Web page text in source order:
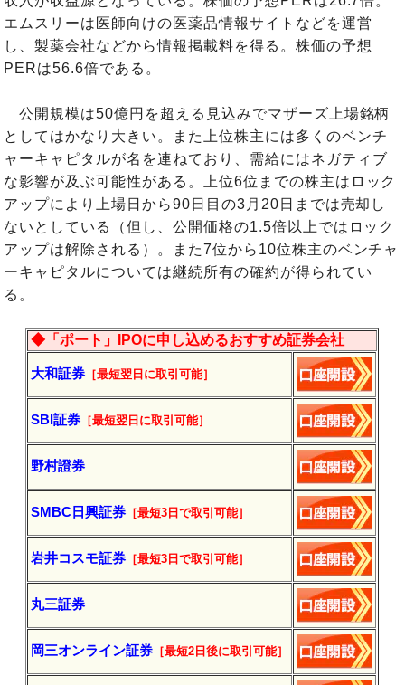
エムスリーは医師向けの医薬品情報サイトなどを運営
し、製薬会社などから情報掲載料を得る。株価の予想
PERは56.6倍である。
公開規模は50億円を超える見込みでマザーズ上場銘柄
としてはかなり大きい。また上位株主には多くのベンチ
ャーキャピタルが名を連ねており、需給にはネガティブ
な影響が及ぶ可能性がある。上位6位までの株主はロック
アップにより上場日から90日目の3月20日までは売却し
ないとしている（但し、公開価格の1.5倍以上ではロック
アップは解除される）。また7位から10位株主のベンチャ
ーキャピタルについては継続所有の確約が得られてい
る。
◆「ポート」IPOに申し込めるおすすめ証券会社
大和証券 ［最短翌日に取引可能］
SBI証券 ［最短翌日に取引可能］
野村證券
SMBC日興証券 ［最短3日で取引可能］
岩井コスモ証券 ［最短3日で取引可能］
丸三証券
岡三オンライン証券 ［最短2日後に取引可能］